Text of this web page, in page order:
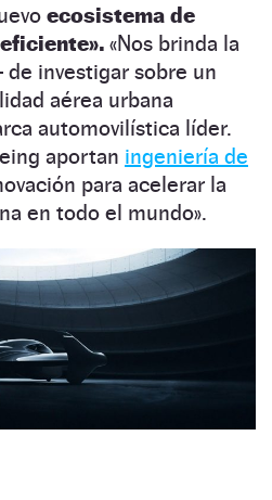
ecosistema de
«Nos brinda la
investigar sobre un
aérea urbana
automovilística líder.
aportan ingeniería de
para acelerar la
en todo el mundo».